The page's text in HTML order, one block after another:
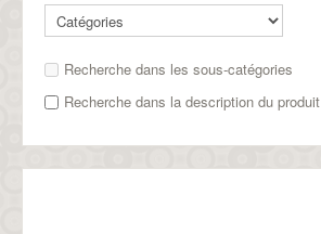
Recherche dans les sous-catégories
Recherche dans la description du produit